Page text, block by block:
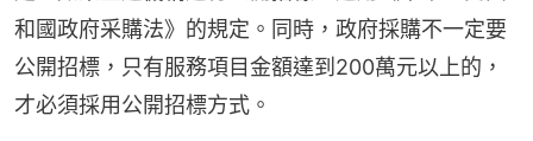
和國政府采購法》的規定。同時，政府採購不一定要
公開招標，只有服務項目金額達到200萬元以上的，
才必須採用公開招標方式。